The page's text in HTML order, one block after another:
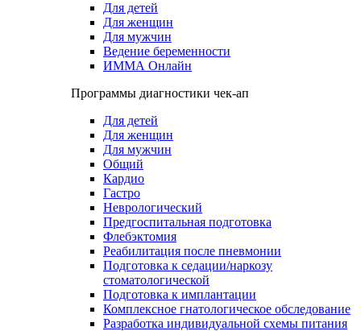
Для детей
Для женщин
Для мужчин
Ведение беременности
ИММА Онлайн
Программы диагностики чек-ап
Для детей
Для женщин
Для мужчин
Общий
Кардио
Гастро
Неврологический
Предгоспитальная подготовка
Флебэктомия
Реабилитация после пневмонии
Подготовка к седации/наркозу
стоматологической
Подготовка к имплантации
Комплексное гнатологическое обследование
Разработка индивидуальной схемы питания